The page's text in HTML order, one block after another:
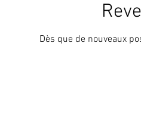
Dès que de nouveaux